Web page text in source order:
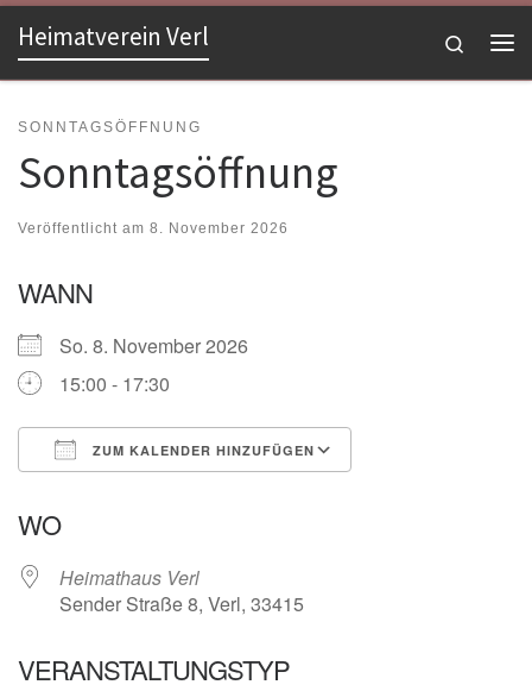
Zum Inhalt springen
Heimatverein Verl
Search
SONNTAGSÖFFNUNG
Sonntagsöffnung
Veröffentlicht am 8. November 2026
WANN
So. 8. November 2026
15:00 - 17:30
ZUM KALENDER HINZUFÜGEN
WO
Heimathaus Verl
Sender Straße 8, Verl, 33415
VERANSTALTUNGSTYP